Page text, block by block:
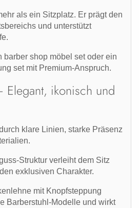
als ein Sitzplatz. Er prägt den
und unterstützt
barber shop möbel setoder ein
setmit Premium-Anspruch.
ikonisch und
klare Linien, starke Präsenz
Struktur verleiht dem Sitz
exklusiven Charakter.
mit Knopfsteppung
Barberstuhl -Modelle und wirkt